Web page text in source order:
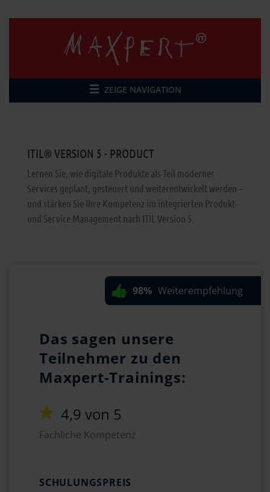
ZEIGE NAVIGATION
ITIL® VERSION 5 - PRODUCT
Lernen Sie, wie digitale Produkte als Teil moderner
Services geplant, gesteuert und weiterentwickelt werden –
und stärken Sie Ihre Kompetenz im integrierten Produkt-
und Service Management nach ITIL Version 5.
98% Weiterempfehlung
Das sagen unsere
Teilnehmer zu den
Maxpert-Trainings:
4,9 von 5
Fachliche Kompetenz
SCHULUNGSPREIS